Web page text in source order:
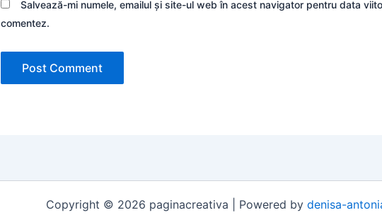
Salvează-mi numele, emailul și site-ul web în acest navigator pentru data
comentez.
Copyright © 2026 paginacreativa | Powered by denisa-